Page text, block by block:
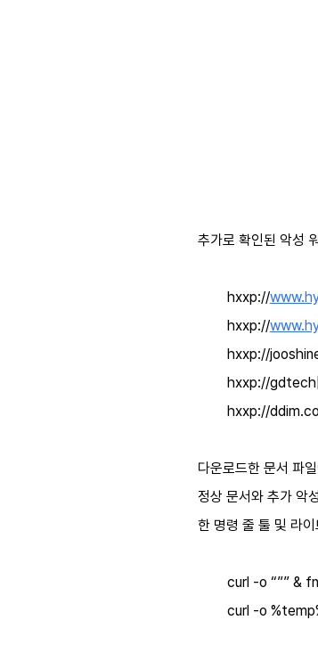
추가로 확인된 악성
hxxp://
hxxp://
hxxp://
hxxp://
hxxp://
다운로드한 문서 파
정상 문서와 추가 악
한 명령 줄 툴 및 라
curl -o “”” &
curl -o